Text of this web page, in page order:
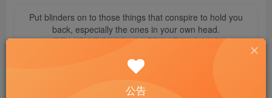
Put blinders on to those things that conspire to hold you
back, especially the ones in your own head.
不要去想那些阻碍你的事，尤其是那些自己想象出来的事
公告